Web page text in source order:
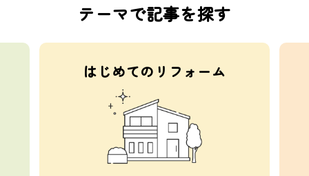
テーマで記事を探す
はじめてのリフォーム